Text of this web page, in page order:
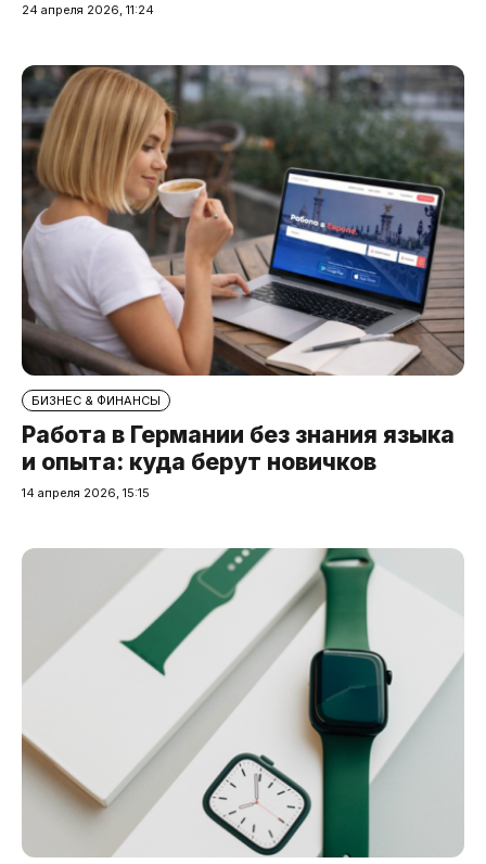
24 апреля 2026, 11:24
БИЗНЕС & ФИНАНСЫ
Работа в Германии без знания языка
и опыта: куда берут новичков
14 апреля 2026, 15:15